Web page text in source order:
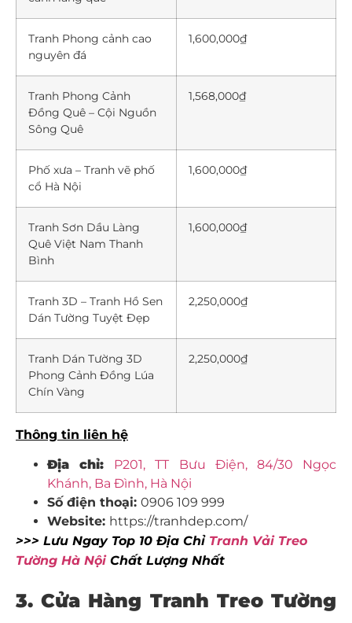
Tranh Phong cảnh cao
nguyên đá
1,600,000₫
Tranh Phong Cảnh
Đồng Quê – Cội Nguồn
Sông Quê
1,568,000₫
Phố xưa – Tranh vẽ phố
cổ Hà Nội
1,600,000₫
Tranh Sơn Dầu Làng
Quê Việt Nam Thanh
Bình
1,600,000₫
Tranh 3D – Tranh Hồ Sen
Dán Tường Tuyệt Đẹp
2,250,000₫
Tranh Dán Tường 3D
Phong Cảnh Đồng Lúa
Chín Vàng
2,250,000₫
Thông tin liên hệ
Địa chỉ: P201, TT Bưu Điện, 84/30 Ngọc
Khánh, Ba Đình, Hà Nội
Số điện thoại: 0906 109 999
Website: https://tranhdep.com/
>>> Lưu Ngay Top 10 Địa Chỉ Tranh Vải Treo
Tường Hà NộiChất Lượng Nhất
3. Cửa Hàng Tranh Treo Tường